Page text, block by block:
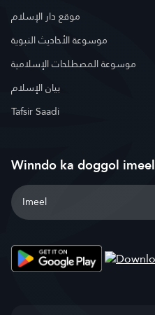
موقع دار الإسلام
موسوعة الأحاديث النبوية
موسوعة المصطلحات الإسلامية
بيان الإسلام
Tafsir Saadi
Winndo ka doggol imeel